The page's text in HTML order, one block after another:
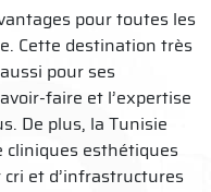
pour toutes les
Cette destination très
pour ses
faire et l’expertise
De plus, la Tunisie
cliniques esthétiques
et d’infrastructures